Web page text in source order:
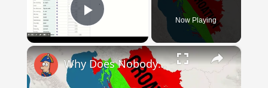
Play Video Now Playing
×
Why Does Nobody Speak This Romance Language Anymore?